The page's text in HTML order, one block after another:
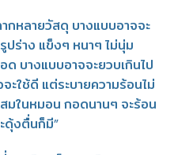
กหลายวัสดุ บางแบบอาจจะ
ปร่าง แข็งๆ หนาๆ ไม่นุ่ม
ด บางแบบอาจจะยวบเกินไป
ะใช้ดี แต่ระบายความร้อนไม่
มในหมอน กอดนานๆ จะร้อน
ดุ้งตื่นก็มี”